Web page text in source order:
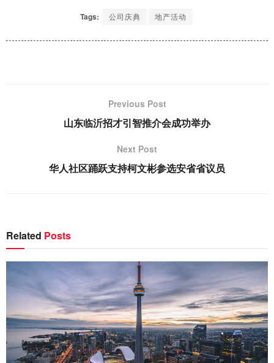
Tags: 公司庆典 地产活动
Previous Post
山东临沂招才引智推介会成功举办
Next Post
华人社区踊跃支持柯文彬参选安省省议员
Related Posts